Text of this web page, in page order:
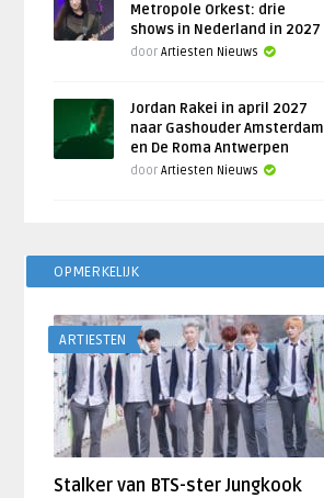
Metropole Orkest: drie
shows in Nederland in 2027
doorArtiesten Nieuws
Jordan Rakei in april 2027
naar Gashouder Amsterdam
en De Roma Antwerpen
doorArtiesten Nieuws
OPMERKELIJK
ARTIESTEN
Stalker van BTS-ster Jungkook